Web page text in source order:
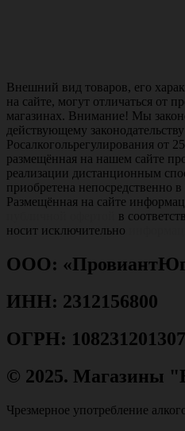
Внешний вид товаров, его
на сайте, могут отличаться от
магазинах. Внимание! Мы
действующему
Росалкогольрегулирования от
размещённая на нашем сайте
реализации дистанционным
приобретена непосредственно
Размещённая на сайте
в
носит исключительно
ООО:
ИНН: 2312156800
ОГРН:
© 2025. Магазины
Чрезмерное употребление